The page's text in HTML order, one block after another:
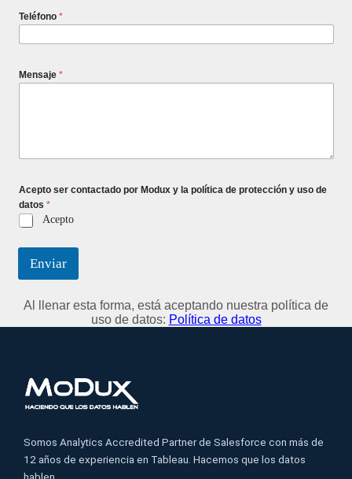
Teléfono *
Mensaje *
Acepto ser contactado por Modux y la política de protección y uso de
datos *
Acepto
Enviar
Al llenar esta forma, está aceptando nuestra política de
uso de datos: Política de datos
Somos Analytics Accredited Partner de Salesforce con más de
12 años de experiencia en Tableau. Hacemos que los datos